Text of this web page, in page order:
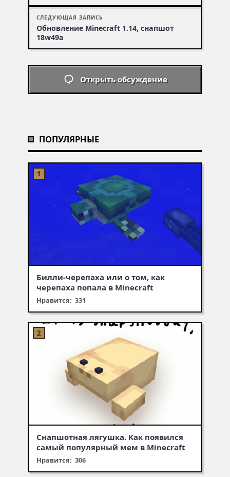
СЛЕДУЮЩАЯ ЗАПИСЬ
Обновление Minecraft 1.14, снапшот
18w49a
Открыть обсуждение
ПОПУЛЯРНЫЕ
Билли-черепаха или о том, как
черепаха попала в Minecraft
Нравится: 331
Снапшотная лягушка. Как появился
самый популярный мем в Minecraft
Нравится: 306